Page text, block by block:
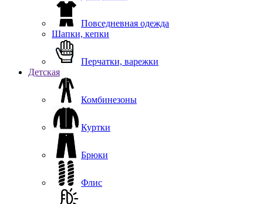
Повседневная одежда
Шапки, кепки
Перчатки, варежки
Детская
Комбинезоны
Куртки
Брюки
Флис